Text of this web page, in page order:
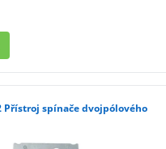
1012-0-2042 Přístroj spínače dvojpólového